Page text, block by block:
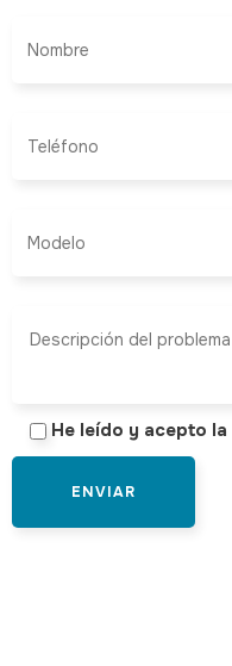
He leído y acepto la